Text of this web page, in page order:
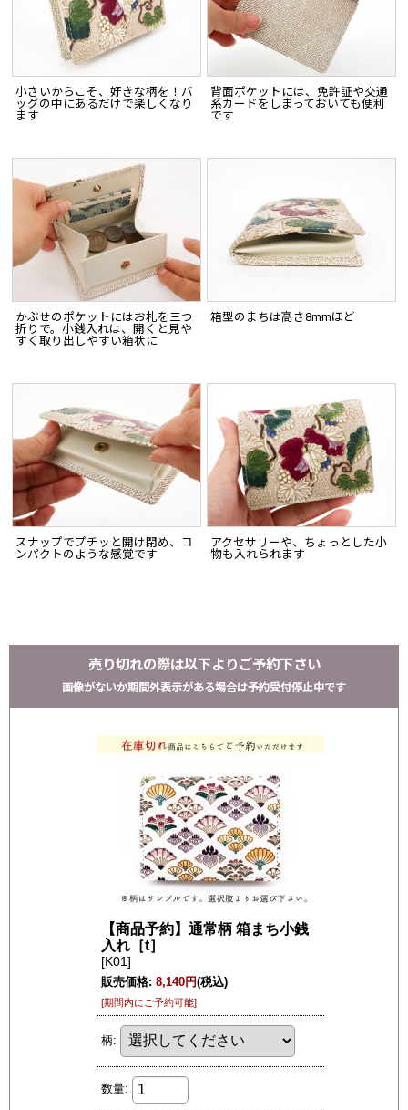
小さいからこそ、好きな柄を！バ
ッグの中にあるだけで楽しくなり
ます
背面ポケットには、免許証や交通
系カードをしまっておいても便利
です
かぶせのポケットにはお札を三つ
折りで。小銭入れは、開くと見や
すく取り出しやすい箱状に
箱型のまちは高さ8mmほど
スナップでプチッと開け閉め、コ
ンパクトのような感覚です
アクセサリーや、ちょっとした小
物も入れられます
売り切れの際は以下よりご予約下さい
画像がないか期間外表示がある場合は予約受付停止中です